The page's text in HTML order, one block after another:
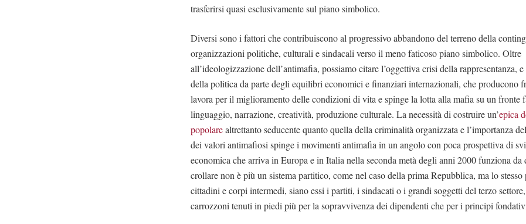
trasferirsi quasi esclusivamente sul piano simbolico.
Diversi sono i fattori che contribuiscono al progressivo abbandono del terreno della
organizzazioni politiche, culturali e sindacali verso il meno faticoso piano simbolico. Oltre
all’ideologizzazione dell’antimafia, possiamo citare l’oggettiva crisi della rappresentanza,
della politica da parte degli equilibri economici e finanziari internazionali, che producono
lavora per il miglioramento delle condizioni di vita e spinge la lotta alla mafia su un fronte
linguaggio, narrazione, creatività, produzione culturale. La necessità di costruire un’epica
popolarealtrettanto seducente quanto quella della criminalità organizzata e l’importanza
dei valori antimafiosi spinge i movimenti antimafia in un angolo con poca prospettiva di
economica che arriva in Europa e in Italia nella seconda metà degli anni 2000 funziona da
crollare non è più un sistema partitico, come nel caso della prima Repubblica, ma lo
cittadini e corpi intermedi, siano essi i partiti, i sindacati o i grandi soggetti del terzo
carrozzoni tenuti in piedi più per la sopravvivenza dei dipendenti che per i principi